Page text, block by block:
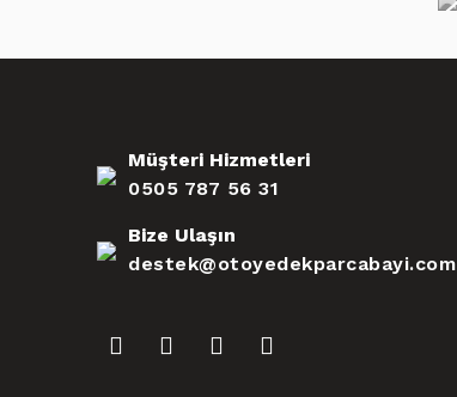
Müşteri Hizmetleri
0505 787 56 31
Bize Ulaşın
destek@otoyedekparcabayi.com